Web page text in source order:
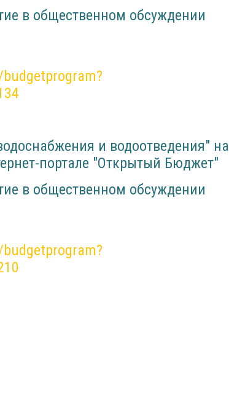
в общественном обсуждении
и водоотведения" на
портале "Открытый Бюджет"
в общественном обсуждении